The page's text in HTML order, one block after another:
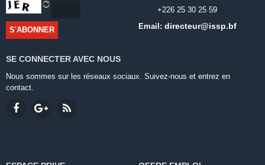
+226 25 30 25 59
Email: directeur@issp.bf
SE CONNECTER AVEC NOUS
Nous sommes sur les réseaux sociaux. Suivez-nous et entrez en
contact.